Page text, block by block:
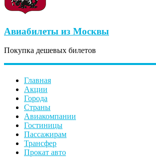
Авиабилеты из Москвы
Покупка дешевых билетов
Главная
Акции
Города
Страны
Авиакомпании
Гостиницы
Пассажирам
Трансфер
Прокат авто